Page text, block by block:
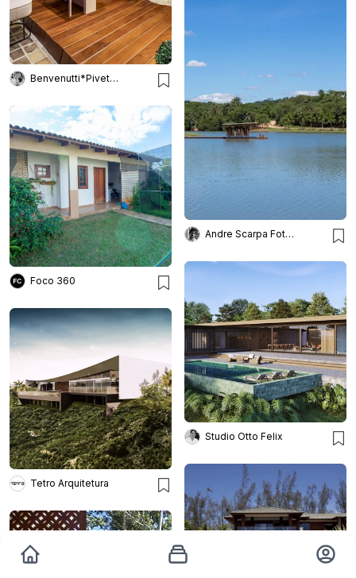
Benvenutti*Pivetta Arquitetura
Andre Scarpa Fotografia
Foco 360
Studio Otto Felix
Tetro Arquitetura